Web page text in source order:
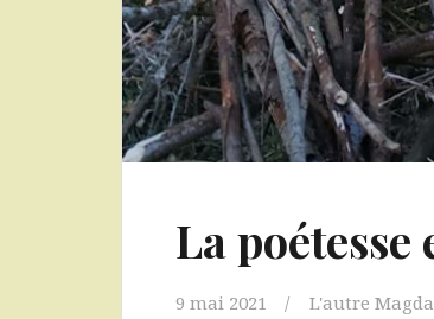
La poétesse
9 mai 2021 L'autre Magda